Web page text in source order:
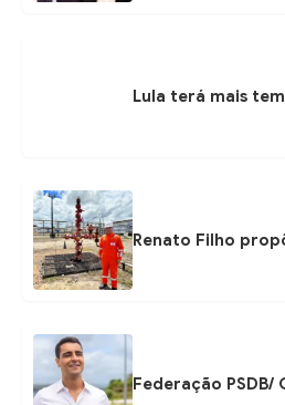
Lula terá mais
Renato Filho
Federação